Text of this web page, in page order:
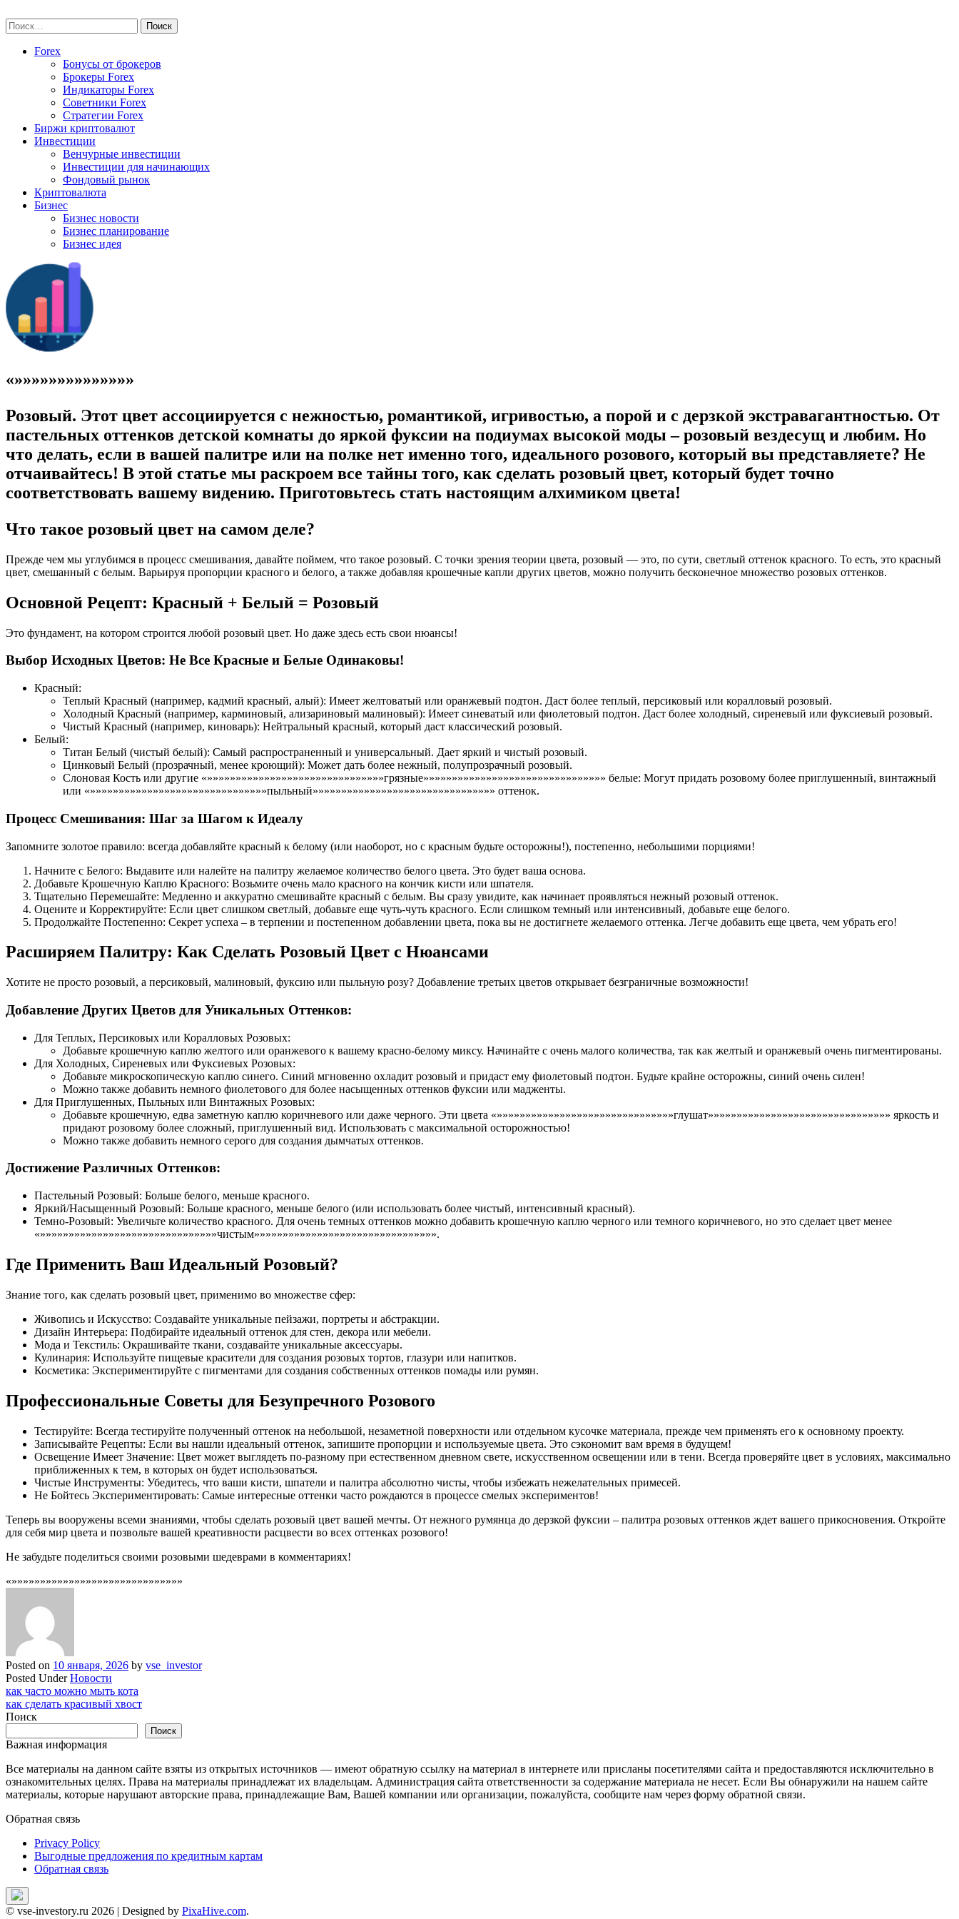
to
content
Найти:
Forex
Бонусы от брокеров
Брокеры Forex
Индикаторы Forex
Советники Forex
Стратегии Forex
Биржи криптовалют
Инвестиции
Венчурные инвестиции
Инвестиции для начинающих
Фондовый рынок
Криптовалюта
Бизнес
Бизнес новости
Бизнес планирование
Бизнес идея
«»»»»»»»»»»»»»»
Розовый. Этот цвет ассоциируется с нежностью, романтикой, игривостью, а порой и с дерзкой экстравагантностью. От
пастельных оттенков детской комнаты до яркой фуксии на подиумах высокой моды – розовый вездесущ и любим. Но
что делать, если в вашей палитре или на полке нет именно того, идеального розового, который вы представляете? Не
отчаивайтесь! В этой статье мы раскроем все тайны того, как сделать розовый цвет, который будет точно
соответствовать вашему видению. Приготовьтесь стать настоящим алхимиком цвета!
Что такое розовый цвет на самом деле?
Прежде чем мы углубимся в процесс смешивания, давайте поймем, что такое розовый. С точки зрения теории цвета, розовый — это, по сути, светлый оттенок красного. То есть, это красный
цвет, смешанный с белым. Варьируя пропорции красного и белого, а также добавляя крошечные капли других цветов, можно получить бесконечное множество розовых оттенков.
Основной Рецепт: Красный + Белый = Розовый
Это фундамент, на котором строится любой розовый цвет. Но даже здесь есть свои нюансы!
Выбор Исходных Цветов: Не Все Красные и Белые Одинаковы!
Красный:
Теплый Красный (например, кадмий красный, алый): Имеет желтоватый или оранжевый подтон. Даст более теплый, персиковый или коралловый розовый.
Холодный Красный (например, карминовый, ализариновый малиновый): Имеет синеватый или фиолетовый подтон. Даст более холодный, сиреневый или фуксиевый розовый.
Чистый Красный (например, киноварь): Нейтральный красный, который даст классический розовый.
Белый:
Титан Белый (чистый белый): Самый распространенный и универсальный. Дает яркий и чистый розовый.
Цинковый Белый (прозрачный, менее кроющий): Может дать более нежный, полупрозрачный розовый.
Слоновая Кость или другие «»»»»»»»»»»»»»»»»»»»»»»»»»»»»»»»грязные»»»»»»»»»»»»»»»»»»»»»»»»»»»»»»»» белые: Могут придать розовому более приглушенный, винтажный
или «»»»»»»»»»»»»»»»»»»»»»»»»»»»»»»»пыльный»»»»»»»»»»»»»»»»»»»»»»»»»»»»»»»» оттенок.
Процесс Смешивания: Шаг за Шагом к Идеалу
Запомните золотое правило: всегда добавляйте красный к белому (или наоборот, но с красным будьте осторожны!), постепенно, небольшими порциями!
Начните с Белого: Выдавите или налейте на палитру желаемое количество белого цвета. Это будет ваша основа.
Добавьте Крошечную Каплю Красного: Возьмите очень мало красного на кончик кисти или шпателя.
Тщательно Перемешайте: Медленно и аккуратно смешивайте красный с белым. Вы сразу увидите, как начинает проявляться нежный розовый оттенок.
Оцените и Корректируйте: Если цвет слишком светлый, добавьте еще чуть-чуть красного. Если слишком темный или интенсивный, добавьте еще белого.
Продолжайте Постепенно: Секрет успеха – в терпении и постепенном добавлении цвета, пока вы не достигнете желаемого оттенка. Легче добавить еще цвета, чем убрать его!
Расширяем Палитру: Как Сделать Розовый Цвет с Нюансами
Хотите не просто розовый, а персиковый, малиновый, фуксию или пыльную розу? Добавление третьих цветов открывает безграничные возможности!
Добавление Других Цветов для Уникальных Оттенков:
Для Теплых, Персиковых или Коралловых Розовых:
Добавьте крошечную каплю желтого или оранжевого к вашему красно-белому миксу. Начинайте с очень малого количества, так как желтый и оранжевый очень пигментированы.
Для Холодных, Сиреневых или Фуксиевых Розовых:
Добавьте микроскопическую каплю синего. Синий мгновенно охладит розовый и придаст ему фиолетовый подтон. Будьте крайне осторожны, синий очень силен!
Можно также добавить немного фиолетового для более насыщенных оттенков фуксии или мадженты.
Для Приглушенных, Пыльных или Винтажных Розовых:
Добавьте крошечную, едва заметную каплю коричневого или даже черного. Эти цвета «»»»»»»»»»»»»»»»»»»»»»»»»»»»»»»»глушат»»»»»»»»»»»»»»»»»»»»»»»»»»»»»»»» яркость и
придают розовому более сложный, приглушенный вид. Использовать с максимальной осторожностью!
Можно также добавить немного серого для создания дымчатых оттенков.
Достижение Различных Оттенков:
Пастельный Розовый: Больше белого, меньше красного.
Яркий/Насыщенный Розовый: Больше красного, меньше белого (или использовать более чистый, интенсивный красный).
Темно-Розовый: Увеличьте количество красного. Для очень темных оттенков можно добавить крошечную каплю черного или темного коричневого, но это сделает цвет менее
«»»»»»»»»»»»»»»»»»»»»»»»»»»»»»»»чистым»»»»»»»»»»»»»»»»»»»»»»»»»»»»»»»».
Где Применить Ваш Идеальный Розовый?
Знание того, как сделать розовый цвет, применимо во множестве сфер:
Живопись и Искусство: Создавайте уникальные пейзажи, портреты и абстракции.
Дизайн Интерьера: Подбирайте идеальный оттенок для стен, декора или мебели.
Мода и Текстиль: Окрашивайте ткани, создавайте уникальные аксессуары.
Кулинария: Используйте пищевые красители для создания розовых тортов, глазури или напитков.
Косметика: Экспериментируйте с пигментами для создания собственных оттенков помады или румян.
Профессиональные Советы для Безупречного Розового
Тестируйте: Всегда тестируйте полученный оттенок на небольшой, незаметной поверхности или отдельном кусочке материала, прежде чем применять его к основному проекту.
Записывайте Рецепты: Если вы нашли идеальный оттенок, запишите пропорции и используемые цвета. Это сэкономит вам время в будущем!
Освещение Имеет Значение: Цвет может выглядеть по-разному при естественном дневном свете, искусственном освещении или в тени. Всегда проверяйте цвет в условиях, максимально
приближенных к тем, в которых он будет использоваться.
Чистые Инструменты: Убедитесь, что ваши кисти, шпатели и палитра абсолютно чисты, чтобы избежать нежелательных примесей.
Не Бойтесь Экспериментировать: Самые интересные оттенки часто рождаются в процессе смелых экспериментов!
Теперь вы вооружены всеми знаниями, чтобы сделать розовый цвет вашей мечты. От нежного румянца до дерзкой фуксии – палитра розовых оттенков ждет вашего прикосновения. Откройте
для себя мир цвета и позвольте вашей креативности расцвести во всех оттенках розового!
Не забудьте поделиться своими розовыми шедеврами в комментариях!
«»»»»»»»»»»»»»»»»»»»»»»»»»»»»»»
Posted on 10 января, 2026 by vse_investor
Posted UnderНовости
Навигация
по
как часто можно мыть кота
как сделать красивый хвост
Поиск
Поиск
Важная информация
Все материалы на данном сайте взяты из открытых источников — имеют обратную ссылку на материал в интернете или присланы посетителями сайта и предоставляются исключительно в
ознакомительных целях. Права на материалы принадлежат их владельцам. Администрация сайта ответственности за содержание материала не несет. Если Вы обнаружили на нашем сайте
материалы, которые нарушают авторские права, принадлежащие Вам, Вашей компании или организации, пожалуйста, сообщите нам через форму обратной связи.
Обратная связь
Privacy Policy
Выгодные предложения по кредитным картам
Обратная связь
© vse-investory.ru 2026 | Designed by PixaHive.com.